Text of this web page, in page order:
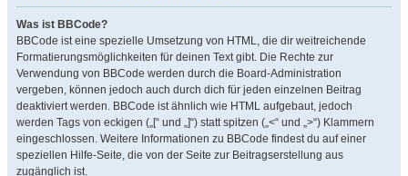
Was ist BBCode?
BBCode ist eine spezielle Umsetzung von HTML, die dir weitreichende
Formatierungsmöglichkeiten für deinen Text gibt. Die Rechte zur
Verwendung von BBCode werden durch die Board-Administration
vergeben, können jedoch auch durch dich für jeden einzelnen Beitrag
deaktiviert werden. BBCode ist ähnlich wie HTML aufgebaut, jedoch
werden Tags von eckigen („[“ und „]“) statt spitzen („<“ und „>“) Klammern
eingeschlossen. Weitere Informationen zu BBCode findest du auf einer
speziellen Hilfe-Seite, die von der Seite zur Beitragserstellung aus
zugänglich ist.